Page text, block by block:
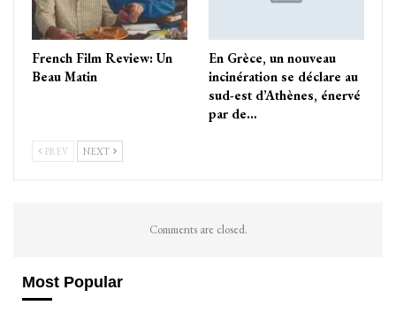
French Film Review: Un
Beau Matin
En Grèce, un nouveau
incinération se déclare au
sud-est d’Athènes, énervé
par de…
PREV NEXT
Comments are closed.
Most Popular